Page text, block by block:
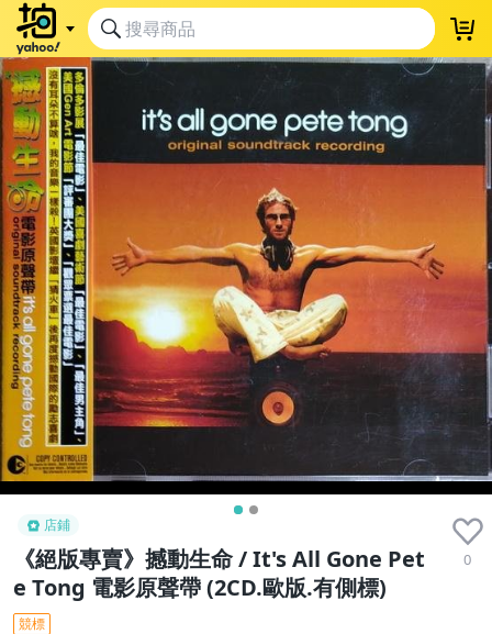
店鋪
《絕版專賣》撼動生命 / It's All Gone Pet
e Tong 電影原聲帶 (2CD.歐版.有側標)
0
競標